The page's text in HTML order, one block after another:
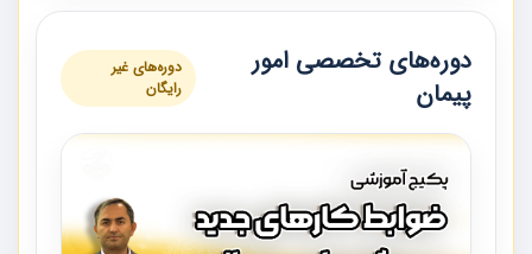
دوره‌های تخصصی امور
پیمان
دوره‌های غیر
رایگان